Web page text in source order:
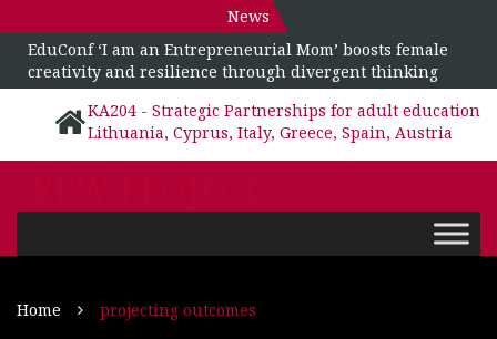
News
EduConf ‘I am an Entrepreneurial Mom’ boosts female
creativity and resilience through divergent thinking
KA204 - Strategic Partnerships for adult education
Lithuania, Cyprus, Italy, Greece, Spain, Austria
Home projecting outcomes